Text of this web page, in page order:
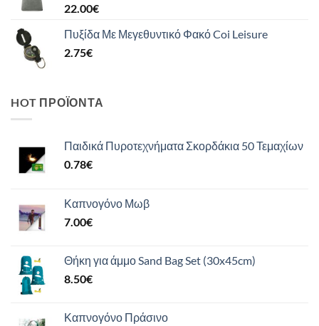
22.00€
Πυξίδα Με Μεγεθυντικό Φακό Coi Leisure
2.75€
HOT ΠΡΟΪΌΝΤΑ
Παιδικά Πυροτεχνήματα Σκορδάκια 50 Τεμαχίων
0.78€
Καπνογόνο Μωβ
7.00€
Θήκη για άμμο Sand Bag Set (30x45cm)
8.50€
Καπνογόνο Πράσινο